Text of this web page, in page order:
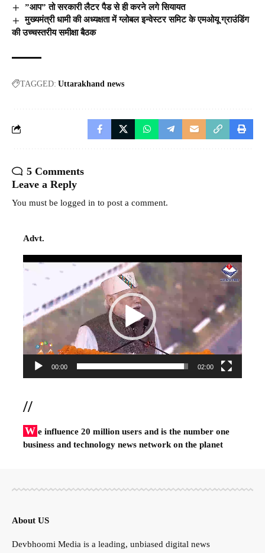
”आप” तो सरकारी लैटर पैड से ही करने लगे सियायत
मुख्यमंत्री धामी की अध्यक्षता में ग्लोबल इन्वेस्टर समिट के एमओयू ग्राउंडिंग
की उच्चस्तरीय समीक्षा बैठक
TAGGED: Uttarakhand news
5 Comments
Leave a Reply
You must be logged in to post a comment.
Advt.
Video
00:00 02:00
//
W e influence 20 million users and is the number one
business and technology news network on the planet
About US
Devbhoomi Media is a leading, unbiased digital news